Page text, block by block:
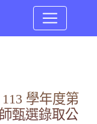
學年度第
甄選錄取公